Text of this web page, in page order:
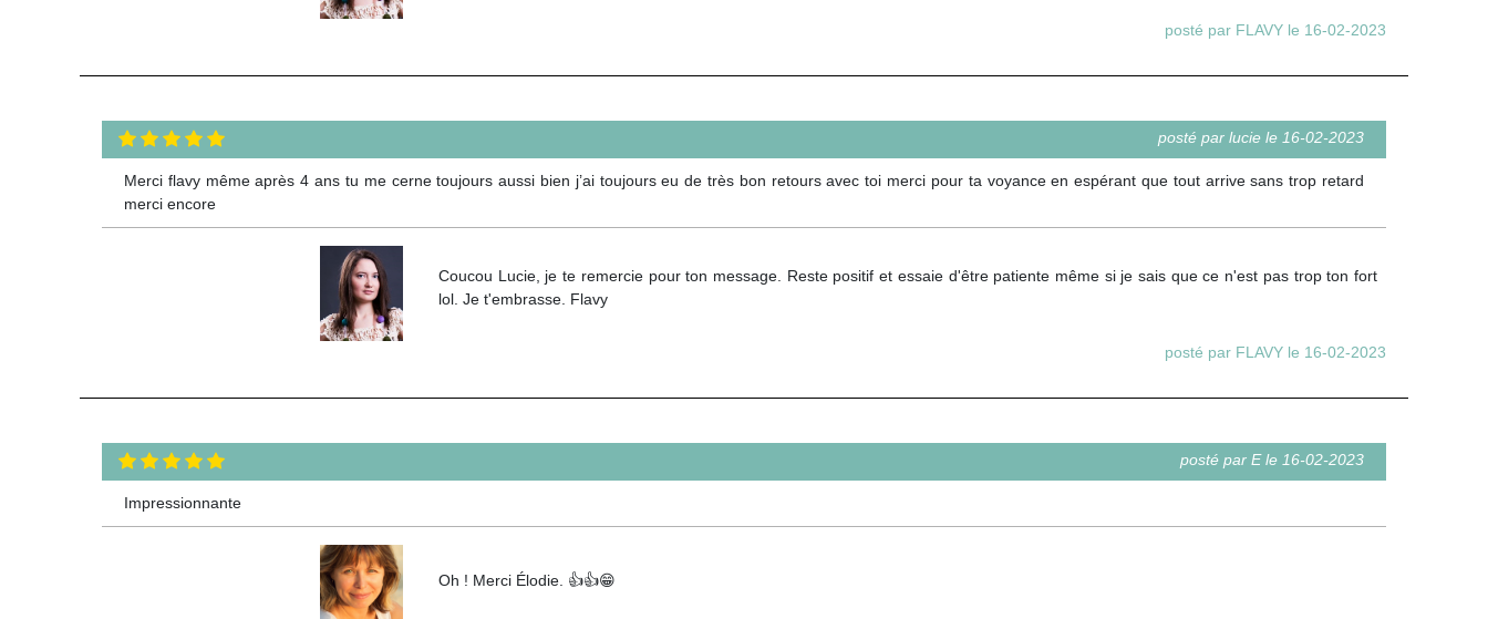
posté par FLAVY le 16-02-2023
posté par lucie le 16-02-2023
Merci flavy même après 4 ans tu me cerne toujours aussi bien j’ai toujours eu de très bon retours avec toi merci pour ta voyance en espérant que tout arrive sans trop retard
merci encore
Coucou Lucie, je te remercie pour ton message. Reste positif et essaie d'être patiente même si je sais que ce n'est pas trop ton fort
lol. Je t'embrasse. Flavy
posté par FLAVY le 16-02-2023
posté par E le 16-02-2023
Impressionnante
Oh ! Merci Élodie. 👍👍😁